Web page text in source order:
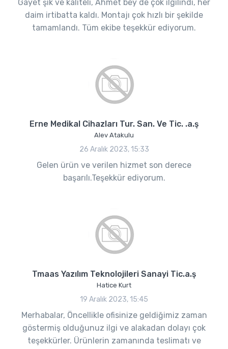
Gayet şık ve kaliteli, Ahmet bey de çok ilgilindi, her
daim irtibatta kaldı. Montajı çok hızlı bir şekilde
tamamlandı. Tüm ekibe teşekkür ediyorum.
Erne Medikal Cihazları Tur. San. Ve Tic. .a.ş
Alev Atakulu
26 Aralık 2023, 15:33
Gelen ürün ve verilen hizmet son derece
başarılı.Teşekkür ediyorum.
Tmaas Yazılım Teknolojileri Sanayi Tic.a.ş
Hatice Kurt
19 Aralık 2023, 15:45
Merhabalar, Öncellikle ofisinize geldiğimiz zaman
göstermiş olduğunuz ilgi ve alakadan dolayı çok
teşekkürler. Ürünlerin zamanında teslimatı ve